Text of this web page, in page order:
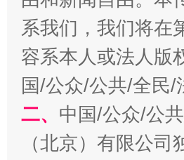
这是一记警钟！
系我们，我们将在
容系本人或法人版
国/公众/公共/全民
二、 中国/公众/公
（北京）有限公